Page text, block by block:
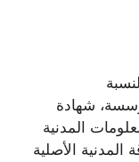
شهادة
المدنية
الأصلية